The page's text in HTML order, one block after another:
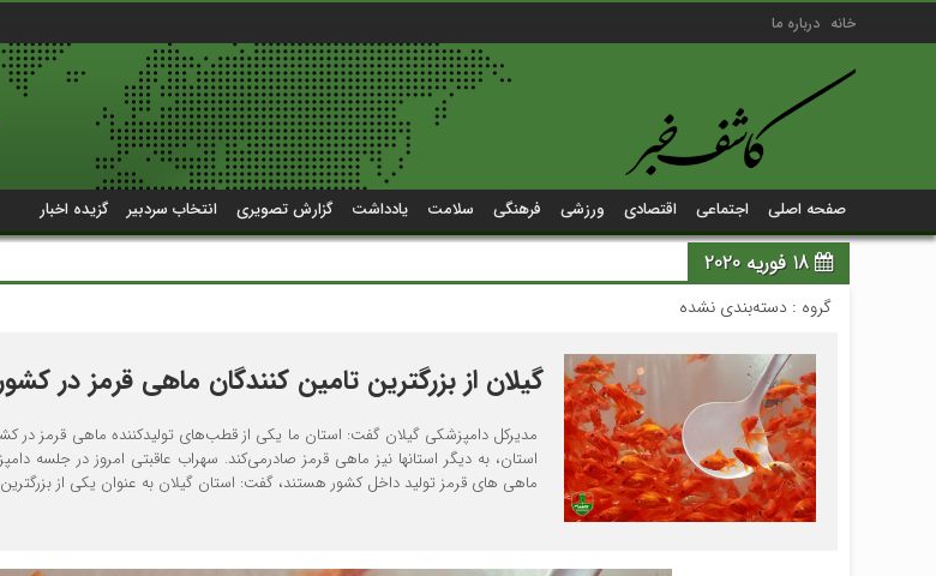
خانه درباره ما
صفحه اصلی اجتماعی اقتصادی ورزشی فرهنگی سلامت یادداشت گزارش تصویری انتخاب سردبیر گزیده اخبار
18 فوریه 2020
گروه : دسته‌بندی نشده
گیلان از بزرگترین تامین کنندگان ماهی قرمز در کشور
مدیرکل دامپزشکی گیلان گفت: استان ما یکی از قطب‌های تولیدکننده ماهی قرمز در
استان، به دیگر استانها نیز ماهی قرمز صادرمی‌کند. سهراب عاقبتی امروز در جلسه
ماهی های قرمز تولید داخل کشور هستند، گفت: استان گیلان به عنوان یکی از بزرگترین